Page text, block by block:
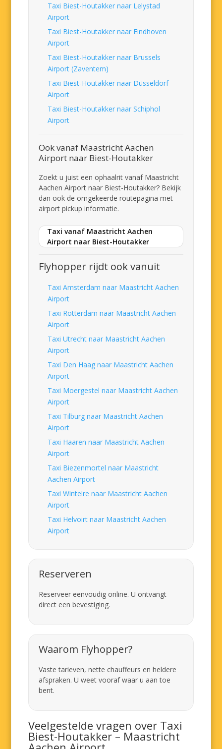
Taxi Biest-Houtakker naar Lelystad
Airport
Taxi Biest-Houtakker naar Eindhoven
Airport
Taxi Biest-Houtakker naar Brussels
Airport (Zaventem)
Taxi Biest-Houtakker naar Düsseldorf
Airport
Taxi Biest-Houtakker naar Schiphol
Airport
Ook vanaf Maastricht Aachen
Airport naar Biest-Houtakker
Zoekt u juist een ophaalrit vanaf Maastricht
Aachen Airport naar Biest-Houtakker? Bekijk
dan ook de omgekeerde routepagina met
airport pickup informatie.
Taxi vanaf Maastricht Aachen
Airport naar Biest-Houtakker
Flyhopper rijdt ook vanuit
Taxi Amsterdam naar Maastricht Aachen
Airport
Taxi Rotterdam naar Maastricht Aachen
Airport
Taxi Utrecht naar Maastricht Aachen
Airport
Taxi Den Haag naar Maastricht Aachen
Airport
Taxi Moergestel naar Maastricht Aachen
Airport
Taxi Tilburg naar Maastricht Aachen
Airport
Taxi Haaren naar Maastricht Aachen
Airport
Taxi Biezenmortel naar Maastricht
Aachen Airport
Taxi Wintelre naar Maastricht Aachen
Airport
Taxi Helvoirt naar Maastricht Aachen
Airport
Reserveren
Reserveer eenvoudig online. U ontvangt
direct een bevestiging.
Waarom Flyhopper?
Vaste tarieven, nette chauffeurs en heldere
afspraken. U weet vooraf waar u aan toe
bent.
Veelgestelde vragen over Taxi
Biest-Houtakker – Maastricht